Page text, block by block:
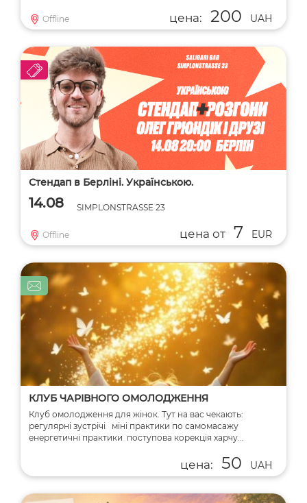
Offline цена: 200 UAH
Стендап в Берліні. Українською.
14.08 SIMPLONSTRASSE 23
Offline цена от 7 EUR
КЛУБ ЧАРІВНОГО ОМОЛОДЖЕННЯ
Клуб омолодження для жінок. Тут на вас чекають:
регулярні зустрічі міні практики по самомасажу
енергетичні практики поступова корекція харчу...
цена: 50 UAH